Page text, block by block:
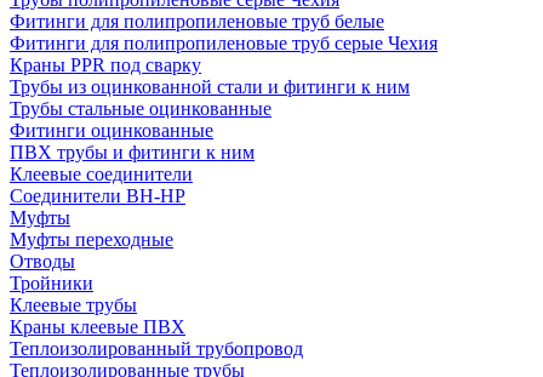
Фитинги для полипропиленовые труб белые
Фитинги для полипропиленовые труб серые Чехия
Краны PPR под сварку
Трубы из оцинкованной стали и фитинги к ним
Трубы стальные оцинкованные
Фитинги оцинкованные
ПВХ трубы и фитинги к ним
Клеевые соединители
Соединители ВН-НР
Муфты
Муфты переходные
Отводы
Тройники
Клеевые трубы
Краны клеевые ПВХ
Теплоизолированный трубопровод
Теплоизолированные трубы